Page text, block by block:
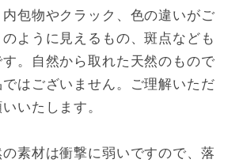
内包物やクラック、色の違いがご
ように見えるもの、斑点なども
。自然から取れた天然のもので
はございません。ご理解いただ
いたします。
の素材は衝撃に弱いですので、落